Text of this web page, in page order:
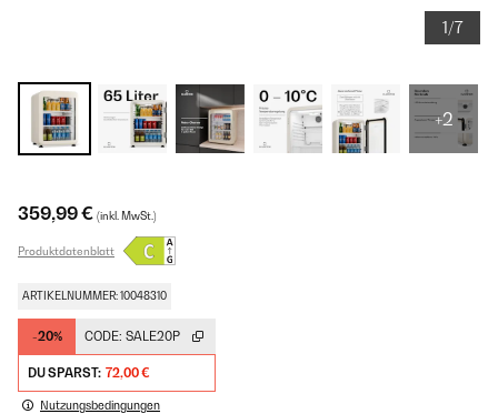
1/7
+2
359,99 € (inkl. MwSt.)
Produktdatenblatt
ARTIKELNUMMER: 10048310
-20% CODE: SALE20P
DU SPARST: 72,00 €
Nutzungsbedingungen